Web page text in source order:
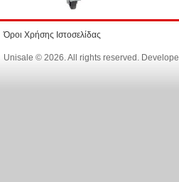
Όροι Χρήσης Ιστοσελίδας
Unisale © 2026. All rights reserved.